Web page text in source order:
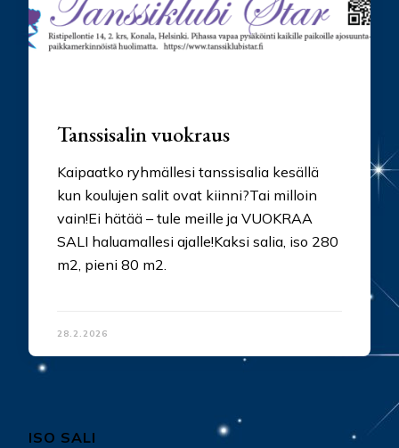
Tanssisalin vuokraus
Kaipaatko ryhmällesi tanssisalia kesällä
kun koulujen salit ovat kiinni?Tai milloin
vain!Ei hätää – tule meille ja VUOKRAA
SALI haluamallesi ajalle!Kaksi salia, iso 280
m2, pieni 80 m2.
28.2.2026
ISO SALI